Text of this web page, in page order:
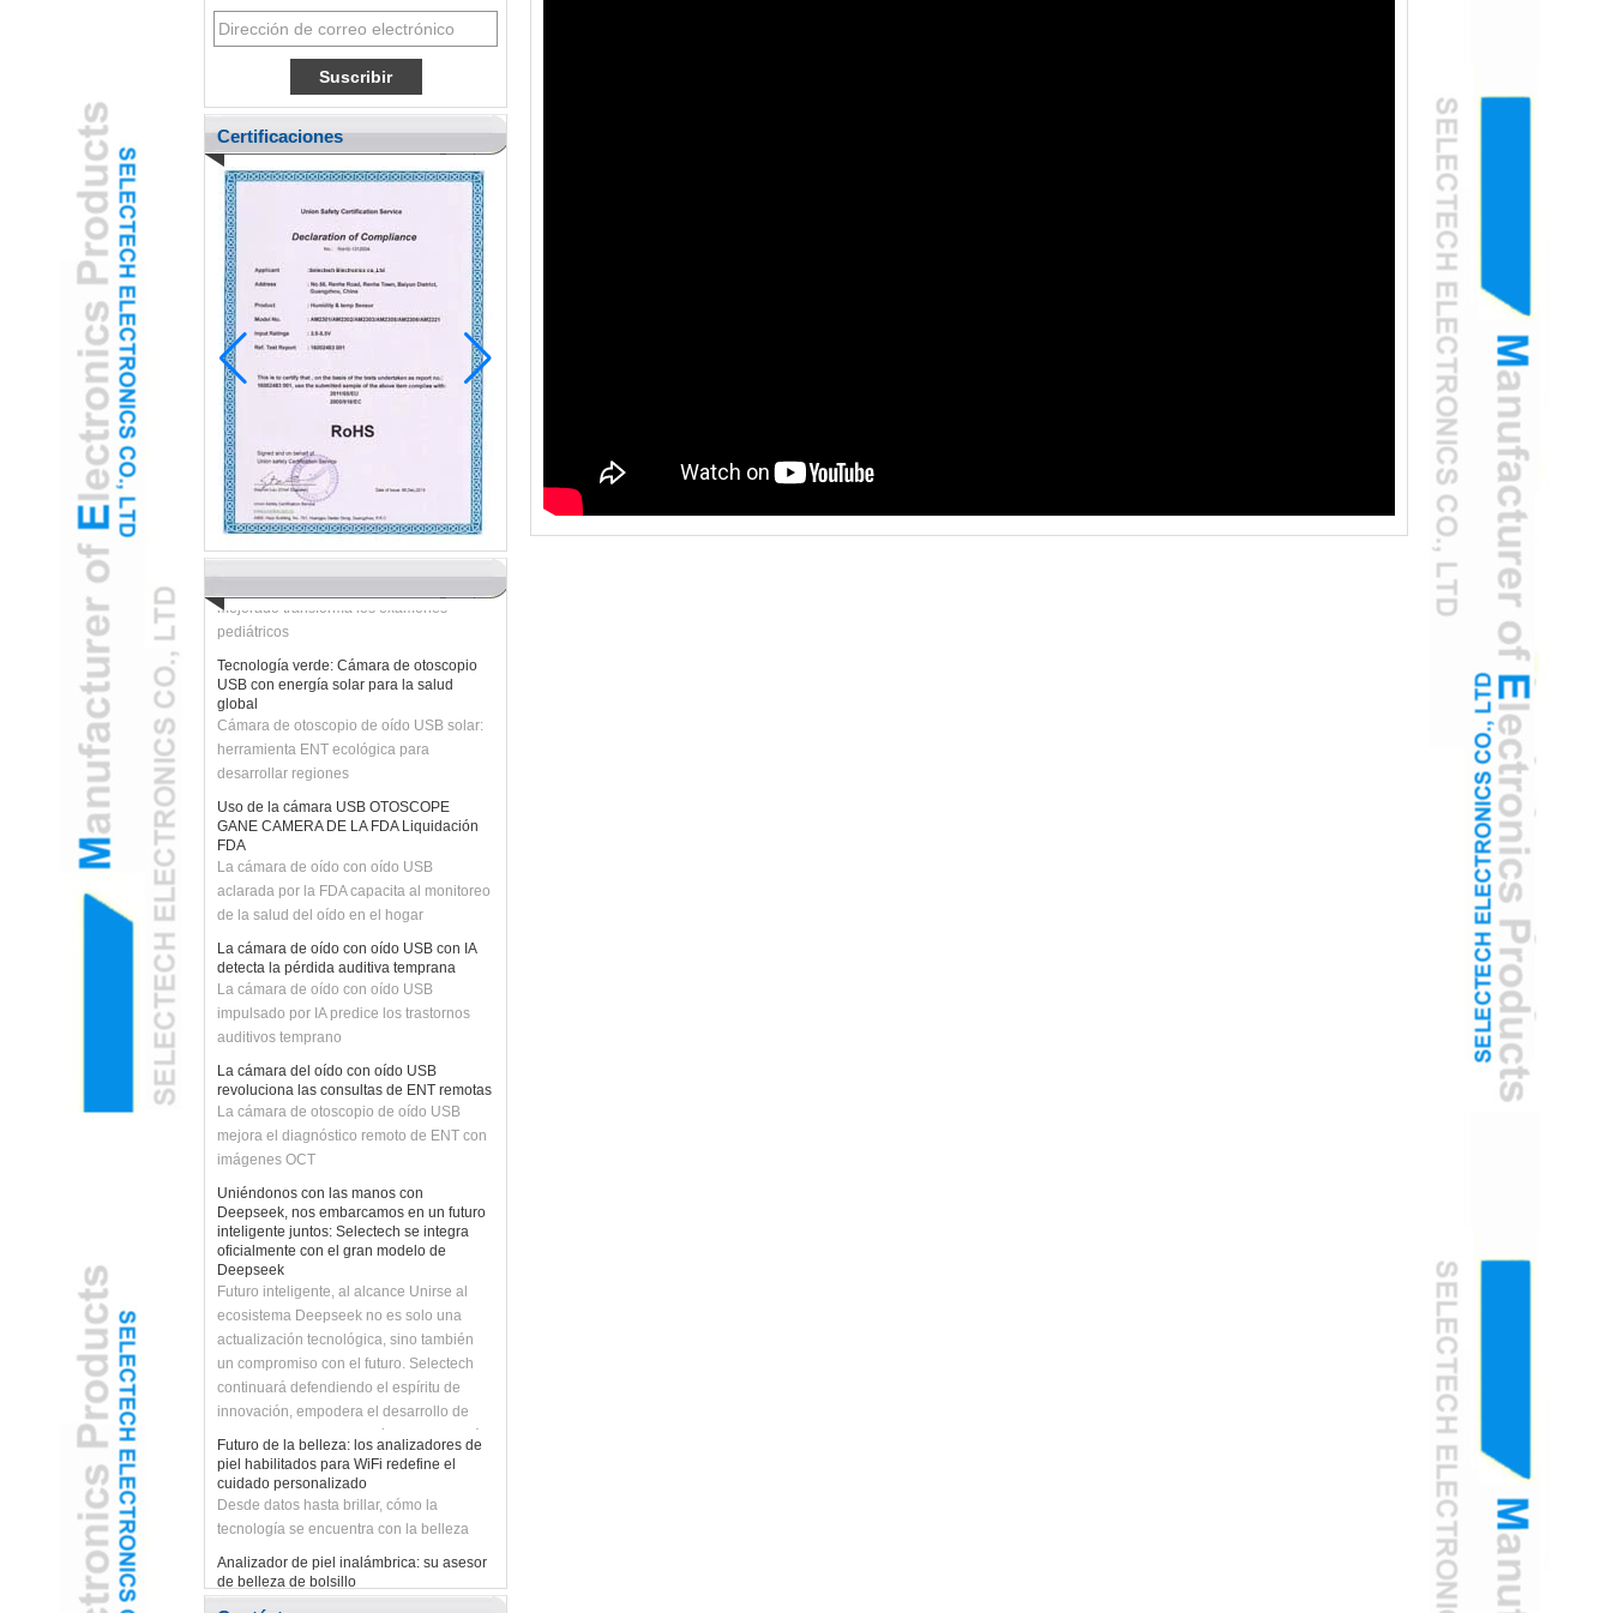
Certificaciones
Pediatric Ent adopta la cámara de oído
con oído USB gamificada para reducir la
pediátricos
USB con energía solar para la salud
global
Cámara de otoscopio de oído USB solar:
herramienta ENT ecológica para
desarrollar regiones
GANE CAMERA DE LA FDA Liquidación
FDA
La cámara de oído con oído USB
aclarada por la FDA capacita al monitoreo
de la salud del oído en el hogar
detecta la pérdida auditiva temprana
La cámara de oído con oído USB
impulsado por IA predice los trastornos
auditivos temprano
revoluciona las consultas de ENT remotas
La cámara de otoscopio de oído USB
mejora el diagnóstico remoto de ENT con
imágenes OCT
Deepseek, nos embarcamos en un futuro
inteligente juntos: Selectech se integra
oficialmente con el gran modelo de
Deepseek
Futuro inteligente, al alcance Unirse al
ecosistema Deepseek no es solo una
actualización tecnológica, sino también
un compromiso con el futuro. Selectech
continuará defendiendo el espíritu de
innovación, empodera el desarrollo de
negocios con la tecnología de IA y traerá a
los clientes soluciones más inteligentes y
eficientes. ¡Unirnos con Deepseek para
desatar el futuro inteligente y crear
infinitas posibilidades juntas!
Futuro de la belleza: los analizadores de
piel habilitados para WiFi redefine el
cuidado personalizado
Desde datos hasta brillar, cómo la
tecnología se encuentra con la belleza
de belleza de bolsillo
Empodera tu viaje de cuidado de la piel